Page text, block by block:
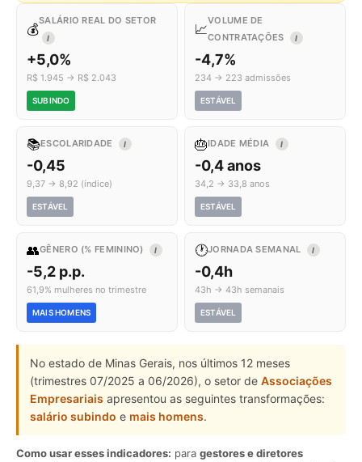
💰
SALÁRIO REAL DO SETOR
I
+5,0%
R$ 1.945 → R$ 2.043
SUBINDO
📈
VOLUME DE
CONTRATAÇÕES
I
-4,7%
234 → 223 admissões
ESTÁVEL
📚ESCOLARIDADE I
-0,45
9,37 → 8,92 (índice)
ESTÁVEL
🎂IDADE MÉDIA I
-0,4 anos
34,2 → 33,8 anos
ESTÁVEL
👥GÊNERO (% FEMININO) I
-5,2 p.p.
61,9% mulheres no trimestre
MAIS HOMENS
🕐JORNADA SEMANAL I
-0,4h
43h → 43h semanais
ESTÁVEL
No estado de Minas Gerais, nos últimos 12 meses
(trimestres 07/2025 a 06/2026), o setor de Associações
Empresariais apresentou as seguintes transformações:
salário subindo e mais homens.
Como usar esses indicadores: para gestores e diretores